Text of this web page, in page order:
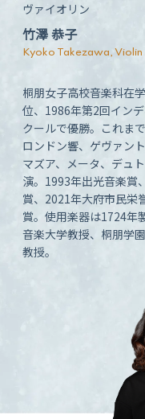
ヴァイオリン
竹澤 恭子
Kyoko Takezawa, Violin
桐朋女子高校音楽科在
位、1986年第2回イン
クールで優勝。これま
ロンドン響、ゲヴァン
マズア、メータ、デュ
演。1993年出光音楽賞
賞、2021年大府市民栄
賞。使用楽器は1724年
音楽大学教授、桐朋学
教授。